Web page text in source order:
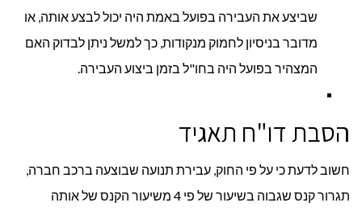
שביצע את העבירה בפועל באמת היה יכול לבצע אותה, או
מדובר בניסיון לחמוק מנקודות, כך למשל ניתן לבדוק האם
המצהיר בפועל היה בחו"ל בזמן ביצוע העבירה.
הסבת דו"ח תאגיד
חשוב לדעת כי על פי החוק, עבירת תנועה שבוצעה ברכב חברה,
תגרור קנס שגבוה בשיעור של פי 4 משיעור הקנס של אותה